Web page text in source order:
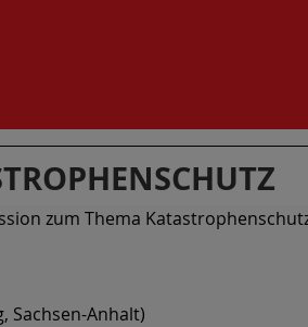
zum Thema
Sachsen-Anhalt)